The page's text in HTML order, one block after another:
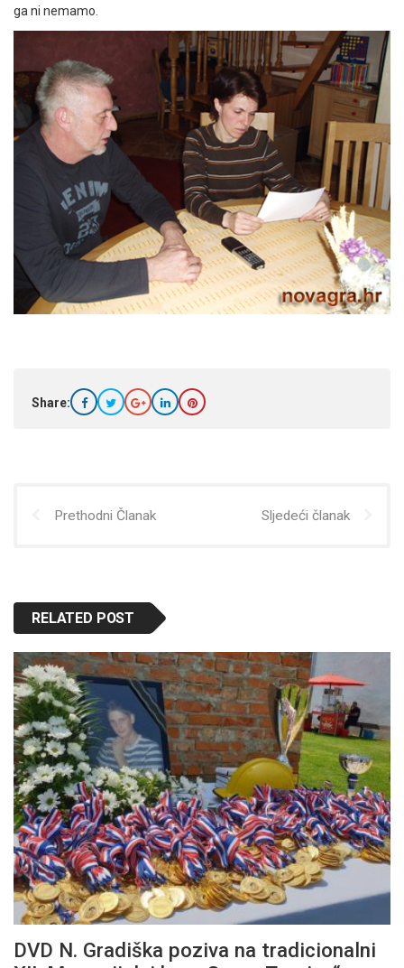
ga ni nemamo.
Share:
Prethodni Članak Sljedeći članak
RELATED POST
DVD N. Gradiška poziva na tradicionalni